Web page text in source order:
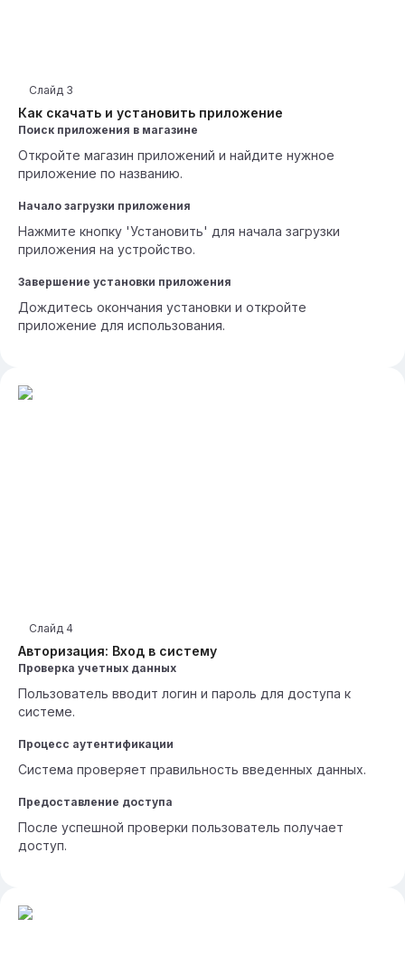
Как скачать и установить приложение
Слайд 3
Поиск приложения в магазине
Откройте магазин приложений и найдите нужное
приложение по названию.
Начало загрузки приложения
Нажмите кнопку 'Установить' для начала загрузки
приложения на устройство.
Завершение установки приложения
Дождитесь окончания установки и откройте
приложение для использования.
Авторизация: Вход в систему
Слайд 4
Проверка учетных данных
Пользователь вводит логин и пароль для доступа к
системе.
Процесс аутентификации
Система проверяет правильность введенных данных.
Предоставление доступа
После успешной проверки пользователь получает
доступ.